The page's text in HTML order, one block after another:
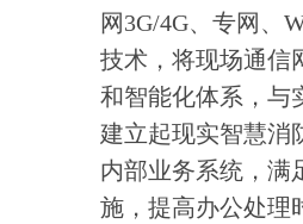
网3G/4G、专网、
技术，将现场通信
和智能化体系，与
建立起现实智慧消
内部业务系统，满
施，提高办公处理